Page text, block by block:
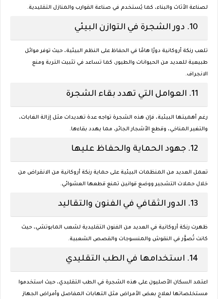
لصناعة الأثاث والبناء، كما يُستخدم في صناعة القوارب والمنازل التقليدية.
10. دور الشجرة في التوازن البيئي
تلعب رنكة أروكانية دورًا هامًا في الحفاظ على النظم البيئية، حيث توفر موائل
طبيعية للعديد من الحيوانات والطيور، كما تساعد في تثبيت التربة ومنع
الانجراف.
11. العوامل التي تهدد بقاء الشجرة
رغم أهميتها البيئية، فإن هذه الشجرة تواجه عدة تهديدات مثل إزالة الغابات،
والتغير المناخي، وقطع الأشجار الجائر، مما يهدد بقاءها.
12. جهود الحماية والحفاظ عليها
تعمل العديد من المنظمات البيئية على حماية رنكة أروكانية من الانقراض من
خلال حملات التشجير ووضع قوانين تمنع قطعها العشوائي.
13. الدور الثقافي في الفنون والتقاليد
ظهرت رنكة أروكانية في العديد من الفنون التقليدية لشعب المابوتشي، حيث
كانت تُصوَّر في النقوش والمنسوجات والقصص الشعبية.
14. استخدامها في الطب التقليدي
اعتمد السكان الأصليون على هذه الشجرة في الطب التقليدي، حيث استخدموا
مستخلصاتها لعلاج بعض الأمراض مثل التهابات المفاصل وأمراض الجهاز